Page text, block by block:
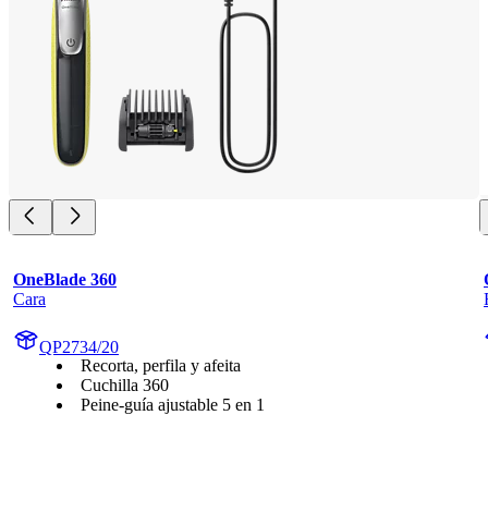
OneBlade 360
Cara
QP2734/20
Recorta, perfila y afeita
Cuchilla 360
Peine-guía ajustable 5 en 1